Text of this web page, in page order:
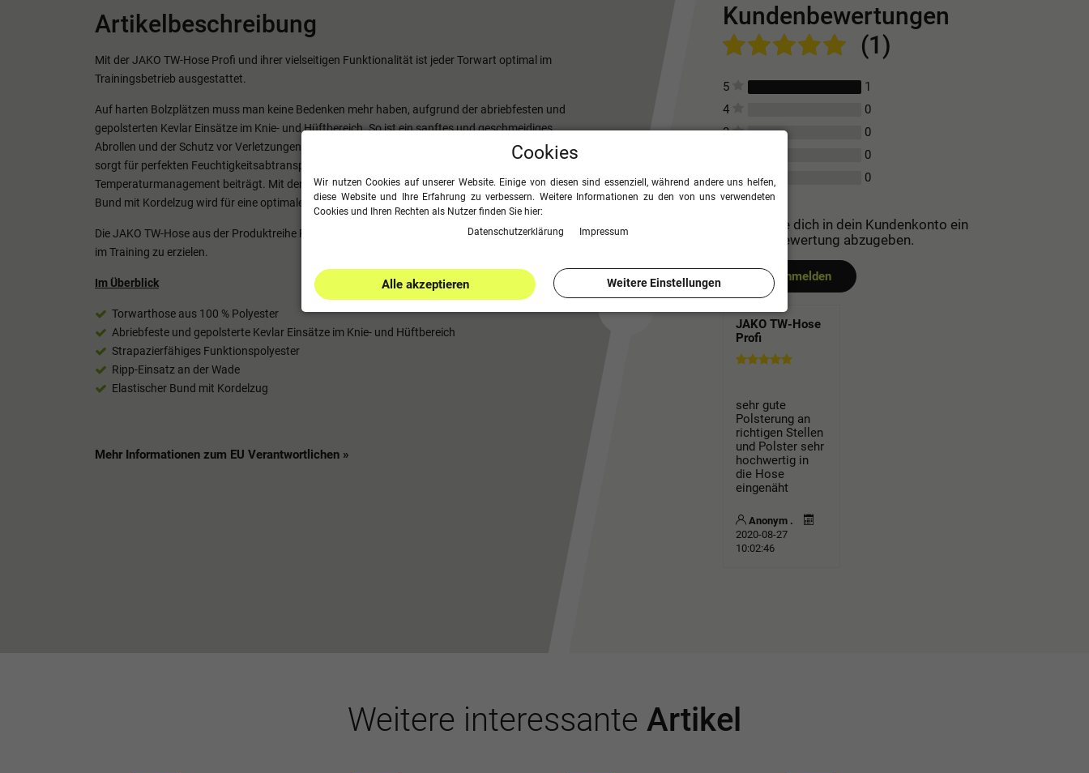
Artikelbeschreibung
Mit der JAKO TW-Hose Profi und ihrer vielseitigen Funktionalität ist jeder Torwart optimal im
Trainingsbetrieb ausgestattet.
Auf harten Bolzplätzen muss man keine Bedenken mehr haben, aufgrund der abriebfesten und
gepolsterten Kevlar Einsätze im Knie- und Hüftbereich. So ist ein sanftes und geschmeidiges
Abrollen und der Schutz vor Verletzungen garantiert. Das strapazierfähige Funktionspolyester
sorgt für perfekten Feuchtigkeitsabtransport, welches zu einem guten
Temperaturmanagement beiträgt. Mit den Ripp-Einsätzen an der Wade und dem elastischen
Bund mit Kordelzug wird für eine optimale Passform und Tragekomfort gesorgt.
Die JAKO TW-Hose aus der Produktreihe Profi bringt alle Funktionen mit, um Höchstleistungen
im Training zu erzielen.
Im Überblick
Torwarthose aus 100 % Polyester
Abriebfeste und gepolsterte Kevlar Einsätze im Knie- und Hüftbereich
Strapazierfähiges Funktionspolyester
Ripp-Einsatz an der Wade
Elastischer Bund mit Kordelzug
Mehr Informationen zum EU Verantwortlichen »
Kundenbewertungen
(1)
5
1
4
0
3
0
0
1
0
Bitte logge dich in dein Kundenkonto ein
um eine Bewertung abzugeben.
Jetzt anmelden
JAKO TW-Hose
Profi
sehr gute
Polsterung an
richtigen Stellen
und Polster sehr
hochwertig in
die Hose
eingenäht
Anonym .
2020-08-27
10:02:46
Weitere interessante Artikel
Cookies
Wir nutzen Cookies auf unserer Website. Einige von diesen sind essenziell, während andere uns helfen,
diese Website und Ihre Erfahrung zu verbessern. Weitere Informationen zu den von uns verwendeten
Cookies und Ihren Rechten als Nutzer finden Sie hier:
Daten­schutz­erklärung
Impressum
Alle akzeptieren Weitere Einstellungen